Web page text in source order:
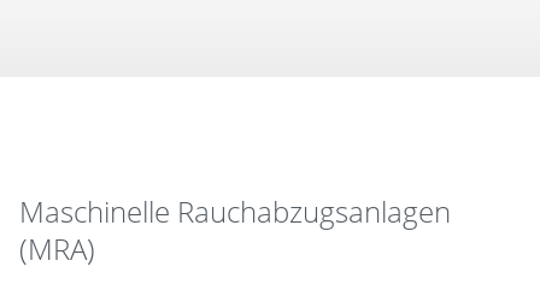
Maschi­nelle Rauch­ab­zugs­an­lagen
(MRA)